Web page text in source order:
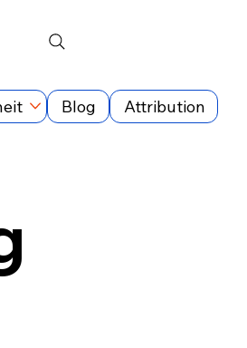
Blog Attribution